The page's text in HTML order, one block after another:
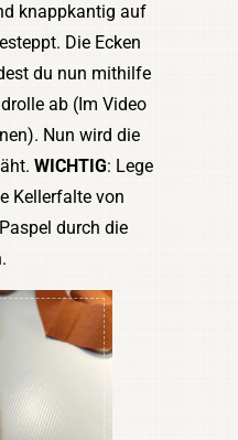
knappkantig auf
Die Ecken
du nun mithilfe
ab (Im Video
Nun wird die
WICHTIG: Lege
Kellerfalte von
durch die